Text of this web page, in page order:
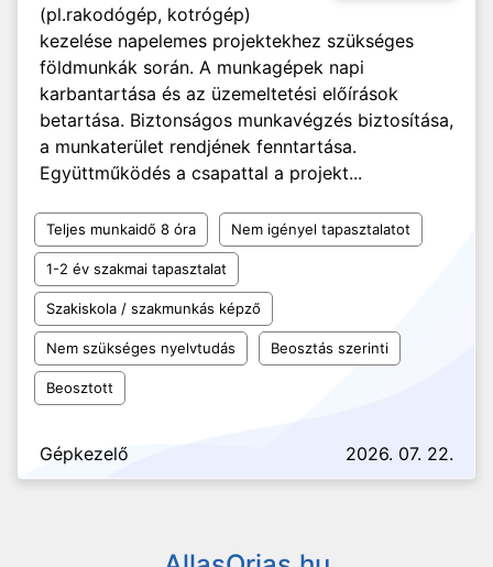
(pl.rakodógép, kotrógép)
kezelése napelemes projektekhez szükséges
földmunkák során. A munkagépek napi
karbantartása és az üzemeltetési előírások
betartása. Biztonságos munkavégzés biztosítása,
a munkaterület rendjének fenntartása.
Együttműködés a csapattal a projekt...
Teljes munkaidő 8 óra Nem igényel tapasztalatot
1-2 év szakmai tapasztalat
Szakiskola / szakmunkás képző
Nem szükséges nyelvtudás Beosztás szerinti
Beosztott
Gépkezelő 2026. 07. 22.